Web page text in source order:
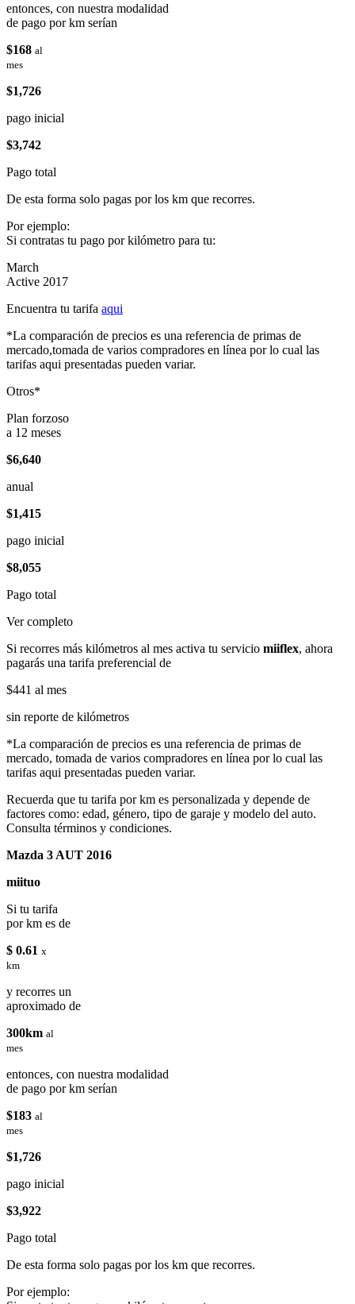
entonces, con nuestra modalidad
de pago por km serían
$168 al
mes
$1,726
pago inicial
$3,742
Pago total
De esta forma solo pagas por los km que recorres.
Por ejemplo:
Si contratas tu pago por kilómetro para tu:
March
Active 2017
Encuentra tu tarifa aqui
*La comparación de precios es una referencia de primas de
mercado,tomada de varios compradores en línea por lo cual las
tarifas aqui presentadas pueden variar.
Otros*
Plan forzoso
a 12 meses
$6,640
anual
$1,415
pago inicial
$8,055
Pago total
Ver completo
Si recorres más kilómetros al mes activa tu servicio miiflex, ahora
pagarás una tarifa preferencial de
$441 al mes
sin reporte de kilómetros
*La comparación de precios es una referencia de primas de
mercado, tomada de varios compradores en línea por lo cual las
tarifas aqui presentadas pueden variar.
Recuerda que tu tarifa por km es personalizada y depende de
factores como: edad, género, tipo de garaje y modelo del auto.
Consulta términos y condiciones.
Mazda 3 AUT 2016
miituo
Si tu tarifa
por km es de
$ 0.61 x
km
y recorres un
aproximado de
300km al
mes
entonces, con nuestra modalidad
de pago por km serían
$183 al
mes
$1,726
pago inicial
$3,922
Pago total
De esta forma solo pagas por los km que recorres.
Por ejemplo: